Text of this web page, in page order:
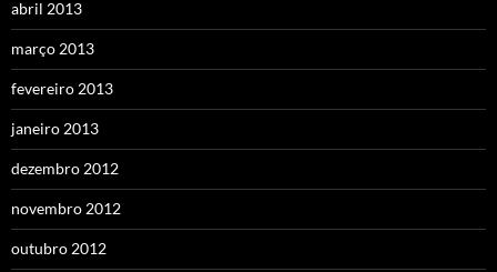
abril 2013
março 2013
fevereiro 2013
janeiro 2013
dezembro 2012
novembro 2012
outubro 2012